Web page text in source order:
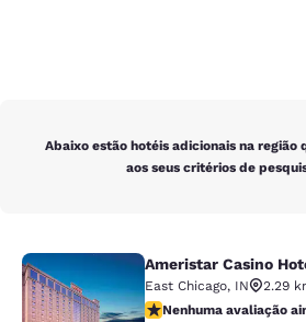
Abaixo estão hotéis adicionais na região
aos seus critérios de
Ameristar Casino
Ameristar Casino
East Chicago, IN
2.29
Nenhuma avaliação
Nenhuma avaliação